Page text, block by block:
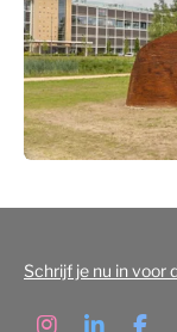
Schrijf je nu in voor